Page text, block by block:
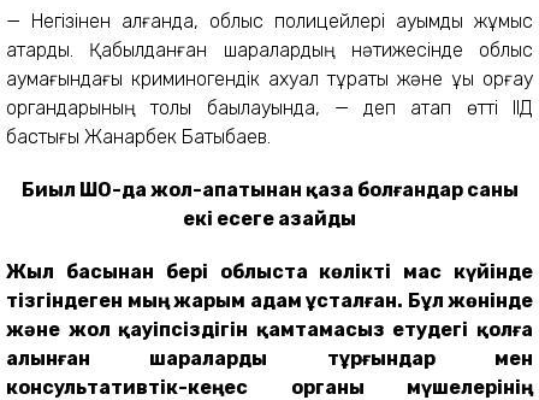
— Негізінен алғанда, облыс полицейлері ауқымды жұмыс
атқарды. Қабылданған шаралардың нәтижесінде облыс
аумағындағы криминогендік ахуал тұрақты және құқық қорғау
органдарының толық бақылауында, — деп атап өтті ІІД
бастығы Жанарбек Бақтыбаев.
Биыл ШҚО-да жол-апатынан қаза болғандар саны
екі есеге азайды
Жыл басынан бері облыста көлікті мас күйінде
тізгіндеген мың жарым адам ұсталған. Бұл жөнінде
және жол қауіпсіздігін қамтамасыз етудегі қолға
алынған шараларды тұрғындар мен
консультативтік-кеңес органы мүшелерінің